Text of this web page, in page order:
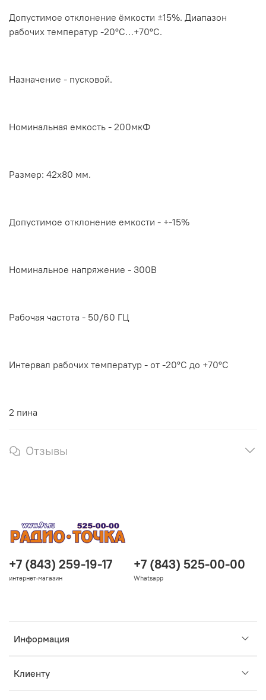
Допустимое отклонение ёмкости ±15%. Диапазон
рабочих температур -20°С…+70°С.
Назначение - пусковой.
Номинальная емкость - 200мкФ
Размер: 42x80 мм.
Допустимое отклонение емкости - +-15%
Номинальное напряжение - 300В
Рабочая частота - 50/60 ГЦ
Интервал рабочих температур - от -20°С до +70°С
2 пина
Отзывы
Информация
Клиенту
+7 (843) 259-19-17
интернет-магазин
+7 (843) 525-00-00
Whatsapp